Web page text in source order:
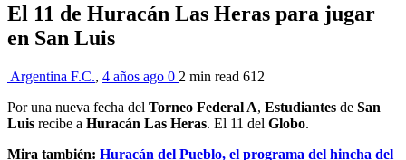
El 11 de Huracán Las Heras para jugar
en San Luis
Argentina F.C., 4 años ago 0 2 min read 612
Por una nueva fecha del Torneo Federal A, Estudiantes de San
Luis recibe a Huracán Las Heras. El 11 del Globo.
Mira también: Huracán del Pueblo, el programa del hincha del